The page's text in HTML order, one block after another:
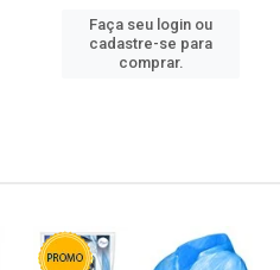
Faça seu login ou
cadastre-se para
comprar.